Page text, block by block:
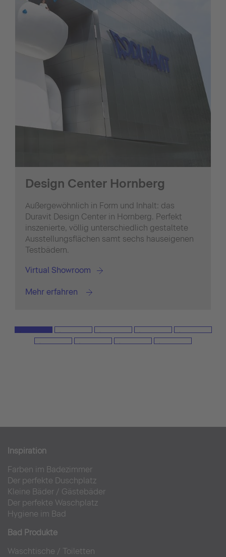
Design Center Hornberg
Außergewöhnlich in Form und Inhalt: das
Duravit Design Center in Hornberg. Perfekt
inszenierte, völlig unterschiedlich gestaltete
Ausstellungsflächen samt sechs hauseigenen
Testbädern.
Virtual Showroom
Mehr erfahren
Inspiration
Farben im Badezimmer
Der perfekte Duschplatz
Kleine Bäder / Gästebäder
Der perfekte Waschplatz
Hygiene im Bad
Bad Produkte
Waschtische / Toiletten